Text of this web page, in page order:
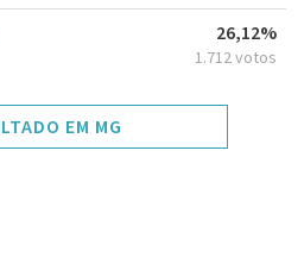
26,12%
1.712 votos
EM MG